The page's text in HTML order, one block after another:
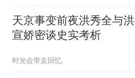
天京事变前夜洪秀全与洪
宣娇密谈史实考析
时光会带走回忆